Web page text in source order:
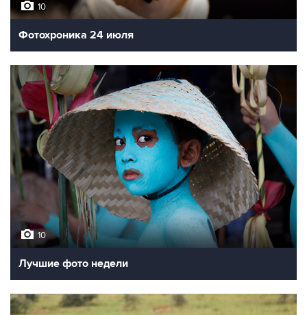
10
Фотохроника 24 июля
10
Лучшие фото недели